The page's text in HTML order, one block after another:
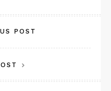
POST